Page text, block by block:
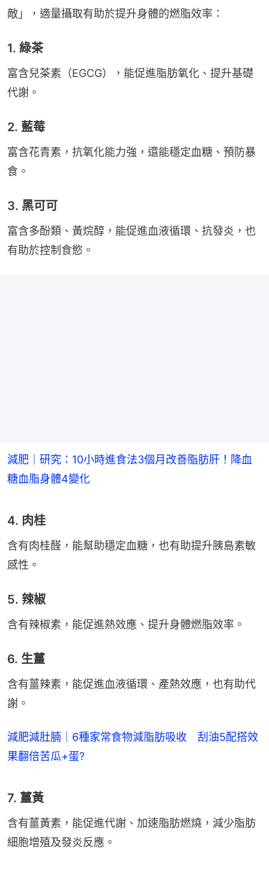
敵」，適量攝取有助於提升身體的燃脂效率：
1. 綠茶
富含兒茶素（EGCG），能促進脂肪氧化、提升基礎
代謝。
2. 藍莓
富含花青素，抗氧化能力強，還能穩定血糖、預防暴
食。
3. 黑可可
富含多酚類、黃烷醇，能促進血液循環、抗發炎，也
有助於控制食慾。
減肥｜研究：10小時進食法3個月改善脂肪肝！降血
糖血脂身體4變化
4. 肉桂
含有肉桂醛，能幫助穩定血糖，也有助提升胰島素敏
感性。
5. 辣椒
含有辣椒素，能促進熱效應、提升身體燃脂效率。
6. 生薑
含有薑辣素，能促進血液循環、產熱效應，也有助代
謝。
減肥減肚腩｜6種家常食物減脂肪吸收 刮油5配搭效
果翻倍苦瓜+蛋?
7. 薑黃
含有薑黃素，能促進代謝、加速脂肪燃燒，減少脂肪
細胞增殖及發炎反應。